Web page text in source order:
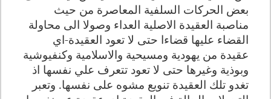
بعض الحركات السلفية المعاصرة من حيث
مناصبة العقيدة الاصلية العداء وصولا الى محاولة
القضاء عليها قضاءا حتى لا تعود العقيدة-اي
عقيدة من يهودية ومسيحية والاسلامية وكنفيوشية
وبوذية وغيرها حتى لا تعود تتعرف علي نفسها اذ
تغدو تلك العقيدة تنويع مشوه على نفسها. وتعبر